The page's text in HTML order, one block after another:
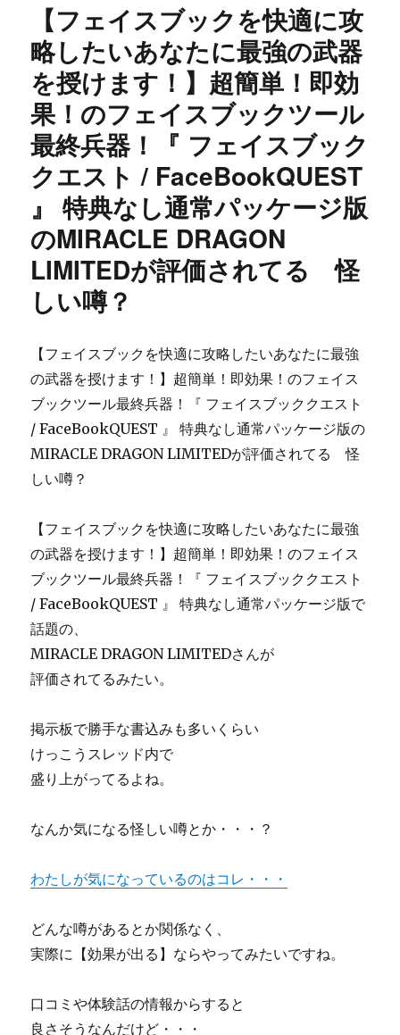
の
鎮！
岡
安
盛
男
の
極
の
内
容
が
ネ
タ
に
【フェイスブックを快適に攻
略したいあなたに最強の武器
を授けます！】超簡単！即効
果！のフェイスブックツール
最終兵器！『 フェイスブック
クエスト / FaceBookQUEST
』 特典なし通常パッケージ版
のMIRACLE DRAGON
LIMITEDが評価されてる 怪
しい噂？
【フェイスブックを快適に攻略したいあなたに最強
の武器を授けます！】超簡単！即効果！のフェイス
ブックツール最終兵器！『 フェイスブッククエスト
/ FaceBookQUEST 』 特典なし通常パッケージ版の
MIRACLE DRAGON LIMITEDが評価されてる 怪
しい噂？
【フェイスブックを快適に攻略したいあなたに最強
の武器を授けます！】超簡単！即効果！のフェイス
ブックツール最終兵器！『 フェイスブッククエスト
/ FaceBookQUEST 』 特典なし通常パッケージ版で
話題の、
MIRACLE DRAGON LIMITEDさんが
評価されてるみたい。
掲示板で勝手な書込みも多いくらい
けっこうスレッド内で
盛り上がってるよね。
なんか気になる怪しい噂とか・・・？
わたしが気になっているのはコレ・・・
どんな噂があるとか関係なく、
実際に【効果が出る】ならやってみたいですね。
口コミや体験話の情報からすると
良さそうなんだけど・・・